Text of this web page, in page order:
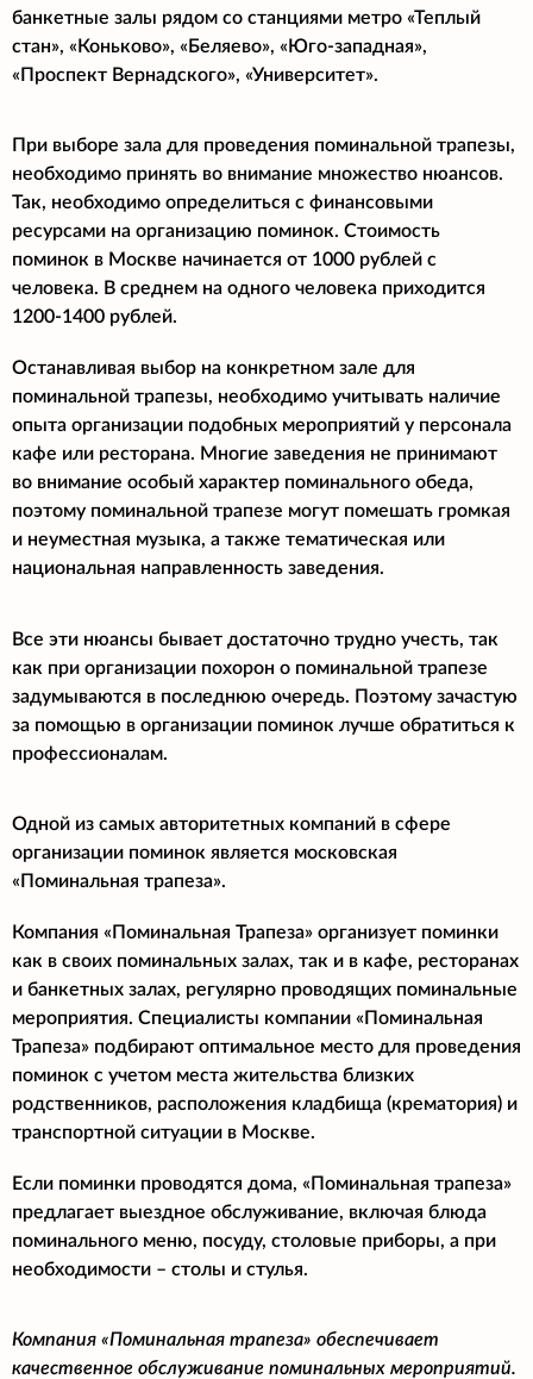
банкетные залы рядом со станциями метро «Теплый
стан», «Коньково», «Беляево», «Юго-западная»,
«Проспект Вернадского», «Университет».
При выборе зала для проведения поминальной трапезы,
необходимо принять во внимание множество нюансов.
Так, необходимо определиться с финансовыми
ресурсами на организацию поминок. Стоимость
поминок в Москве начинается от 1000 рублей с
человека. В среднем на одного человека приходится
1200-1400 рублей.
Останавливая выбор на конкретном зале для
поминальной трапезы, необходимо учитывать наличие
опыта организации подобных мероприятий у персонала
кафе или ресторана. Многие заведения не принимают
во внимание особый характер поминального обеда,
поэтому поминальной трапезе могут помешать громкая
и неуместная музыка, а также тематическая или
национальная направленность заведения.
Все эти нюансы бывает достаточно трудно учесть, так
как при организации похорон о поминальной трапезе
задумываются в последнюю очередь. Поэтому зачастую
за помощью в организации поминок лучше обратиться к
профессионалам.
Одной из самых авторитетных компаний в сфере
организации поминок является московская
«Поминальная трапеза».
Компания «Поминальная Трапеза» организует поминки
как в своих поминальных залах, так и в кафе, ресторанах
и банкетных залах, регулярно проводящих поминальные
мероприятия. Специалисты компании «Поминальная
Трапеза» подбирают оптимальное место для проведения
поминок с учетом места жительства близких
родственников, расположения кладбища (крематория) и
транспортной ситуации в Москве.
Если поминки проводятся дома, «Поминальная трапеза»
предлагает выездное обслуживание, включая блюда
поминального меню, посуду, столовые приборы, а при
необходимости – столы и стулья.
Компания «Поминальная трапеза» обеспечивает
качественное обслуживание поминальных мероприятий.